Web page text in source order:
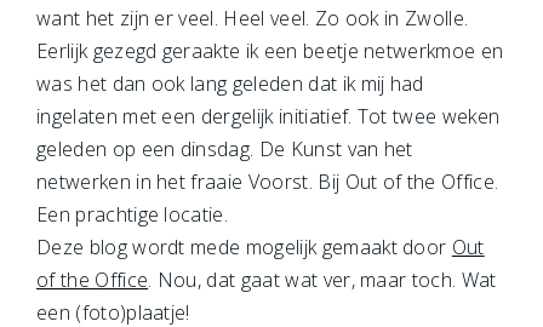
want het zijn er veel. Heel veel. Zo ook in Zwolle.
Eerlijk gezegd geraakte ik een beetje netwerkmoe en
was het dan ook lang geleden dat ik mij had
ingelaten met een dergelijk initiatief. Tot twee weken
geleden op een dinsdag. De Kunst van het
netwerken in het fraaie Voorst. Bij Out of the Office.
Een prachtige locatie.
Deze blog wordt mede mogelijk gemaakt door Out
of the Office. Nou, dat gaat wat ver, maar toch. Wat
een (foto)plaatje!